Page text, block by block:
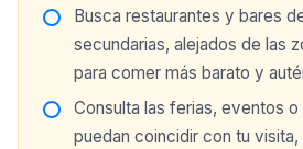
Busca restaurantes y bares
secundarias, alejados de las
para comer más barato y
Consulta las ferias, eventos
puedan coincidir con tu